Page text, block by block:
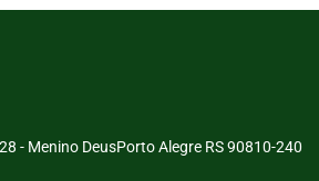
- Menino DeusPorto Alegre RS 90810-240